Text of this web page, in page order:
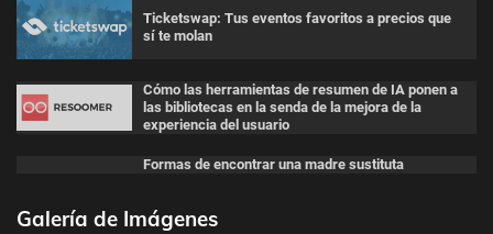
Ticketswap: Tus eventos favoritos a precios que
sí te molan
Cómo las herramientas de resumen de IA ponen a
las bibliotecas en la senda de la mejora de la
experiencia del usuario
Formas de encontrar una madre sustituta
Galería de Imágenes